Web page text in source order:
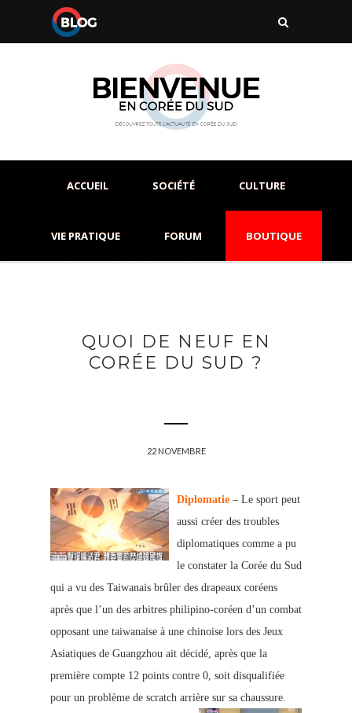
ACCUEIL SOCIÉTÉ CULTURE
VIE PRATIQUE FORUM BOUTIQUE
QUOI DE NEUF EN
CORÉE DU SUD ?
22 NOVEMBRE
Diplomatie – Le sport peut
aussi créer des troubles
diplomatiques comme a pu
le constater la Corée du Sud
qui a vu des Taiwanais brûler des drapeaux coréens
après que l’un des arbitres philipino-coréen d’un combat
opposant une taiwanaise à une chinoise lors des Jeux
Asiatiques de Guangzhou ait décidé, après que la
première compte 12 points contre 0, soit disqualifiée
pour un problème de scratch arrière sur sa chaussure.